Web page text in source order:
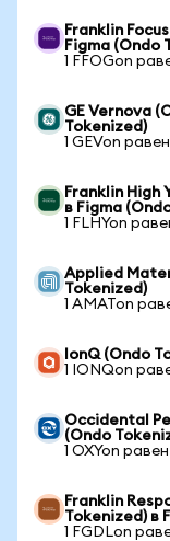
Franklin
Figma (Ondo
1 FFOGon
GE Vernova
Tokenized)
1 GEVon
Franklin High
в Figma
1 FLHYon
Applied
Tokenized)
1 AMATon
IonQ (Ondo
1 IONQon
Occidental
(Ondo
1 OXYon
Franklin
Tokenized) в
1 FGDLon